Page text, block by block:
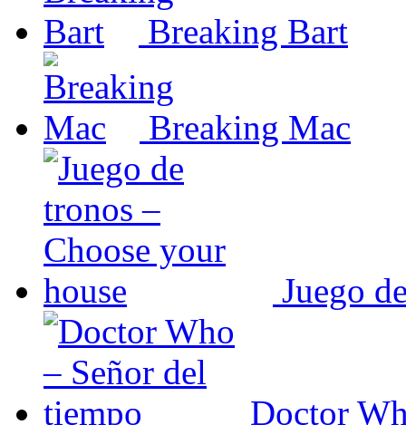
Breaking Bart
Breaking Mac
Juego
Doctor